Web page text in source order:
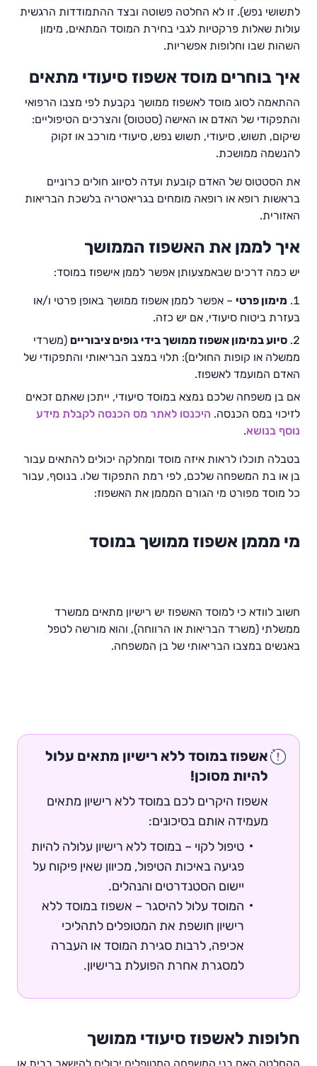
לתשושי נפש). זו לא החלטה פשוטה ובצד ההתמודדות הרגשית
עולות שאלות פרקטיות לגבי בחירת המוסד המתאים, מימון
השהות שבו וחלופות אפשריות.
איך בוחרים מוסד אשפוז סיעודי מתאים
ההתאמה לסוג מוסד לאשפוז ממושך נקבעת לפי מצבו הרפואי
והתפקודי של האדם או האישה (סטטוס) והצרכים הטיפוליים:
שיקום, תשוש, סיעודי, תשוש נפש, סיעודי מורכב או זקוק
להנשמה ממושכת.
את הסטטוס של האדם קובעת ועדה לסיווג חולים כרוניים
בראשות רופא או רופאה מומחים בגריאטריה בלשכת הבריאות
האזורית.
איך לממן את האשפוז הממושך
יש כמה דרכים שבאמצעותן אפשר לממן אישפוז במוסד:
מימון פרטי – אפשר לממן אשפוז ממושך באופן פרטי ו/או
בעזרת ביטוח סיעודי, אם יש כזה.
סיוע במימון אשפוז ממושך בידי גופים ציבוריים (משרדי
ממשלה או קופות החולים): תלוי במצב הבריאותי והתפקודי של
האדם המועמד לאשפוז.
אם בן משפחה שלכם נמצא במוסד סיעודי, ייתכן שאתם זכאים
לזיכוי במס הכנסה. היכנסו לאתר מס הכנסה לקבלת מידע
נוסף בנושא.
בטבלה תוכלו לראות איזה מוסד ומחלקה יכולים להתאים עבור
בן או בת המשפחה שלכם, לפי רמת התפקוד שלו. בנוסף, עבור
כל מוסד מפורט מי הגורם המממן את האשפוז:
מי מממן אשפוז ממושך במוסד
חשוב לוודא כי למוסד האשפוז יש רישיון מתאים ממשרד
ממשלתי (משרד הבריאות או הרווחה), והוא מורשה לטפל
באנשים במצבו הבריאותי של בן המשפחה.
אשפוז במוסד ללא רישיון מתאים עלול
להיות מסוכן!
אשפוז היקרים לכם במוסד ללא רישיון מתאים
מעמידה אותם בסיכונים:
טיפול לקוי – במוסד ללא רישיון עלולה להיות
פגיעה באיכות הטיפול, מכיוון שאין פיקוח על
יישום הסטנדרטים והנהלים.
המוסד עלול להיסגר – אשפוז במוסד ללא
רישיון חושפת את המטופלים לתהליכי
אכיפה, לרבות סגירת המוסד או העברה
למסגרת אחרת הפועלת ברישיון.
חלופות לאשפוז סיעודי ממושך